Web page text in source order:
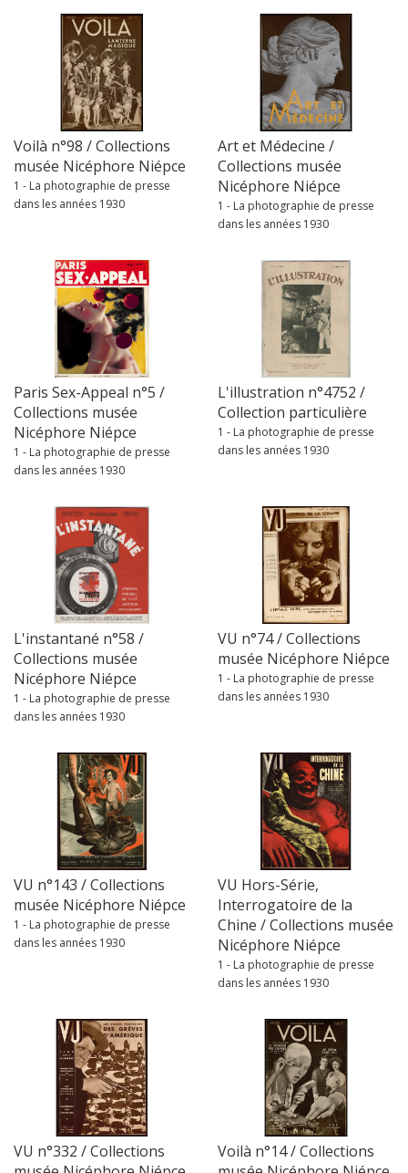
Voilà n°98 / Collections
musée Nicéphore Niépce
1 - La photographie de presse
dans les années 1930
Art et Médecine /
Collections musée
Nicéphore Niépce
1 - La photographie de presse
dans les années 1930
Paris Sex-Appeal n°5 /
Collections musée
Nicéphore Niépce
1 - La photographie de presse
dans les années 1930
L'illustration n°4752 /
Collection particulière
1 - La photographie de presse
dans les années 1930
L'instantané n°58 /
Collections musée
Nicéphore Niépce
1 - La photographie de presse
dans les années 1930
VU n°74 / Collections
musée Nicéphore Niépce
1 - La photographie de presse
dans les années 1930
VU n°143 / Collections
musée Nicéphore Niépce
1 - La photographie de presse
dans les années 1930
VU Hors-Série,
Interrogatoire de la
Chine / Collections musée
Nicéphore Niépce
1 - La photographie de presse
dans les années 1930
VU n°332 / Collections
Voilà n°14 / Collections